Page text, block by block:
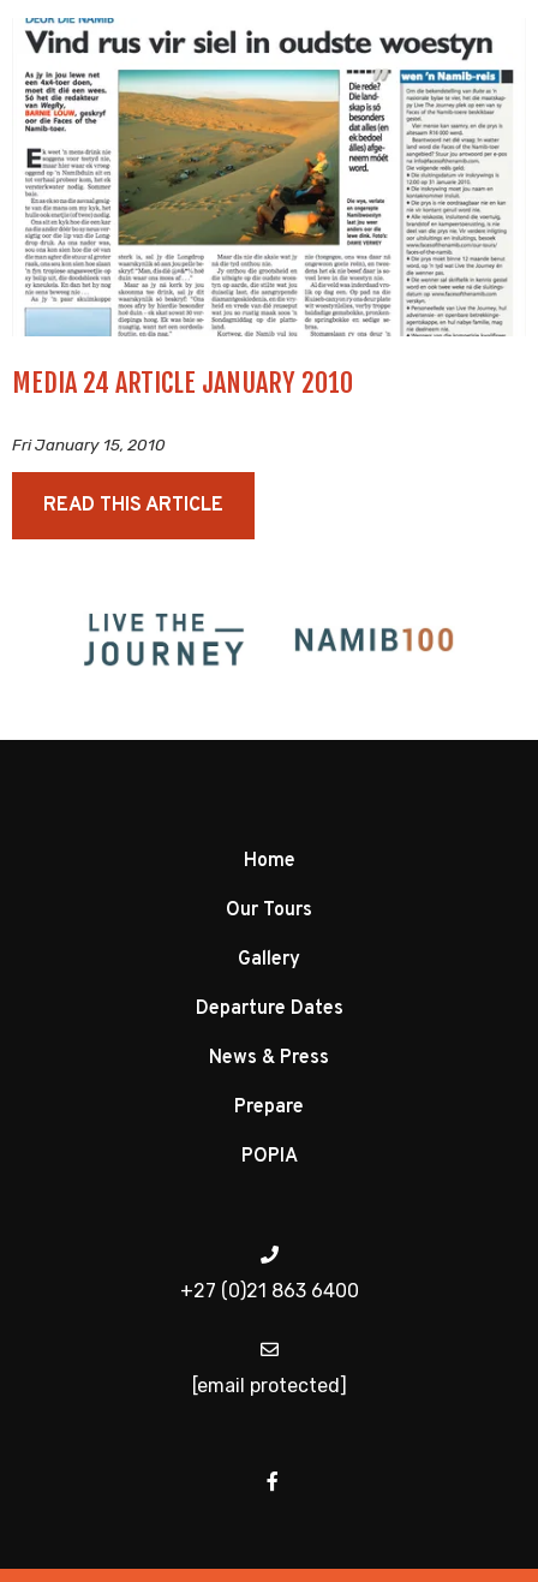
MEDIA 24 ARTICLE JANUARY 2010
Fri January 15, 2010
READ THIS ARTICLE
Home
Our Tours
Gallery
Departure Dates
News & Press
Prepare
POPIA
+27 (0)21 863 6400
[email protected]